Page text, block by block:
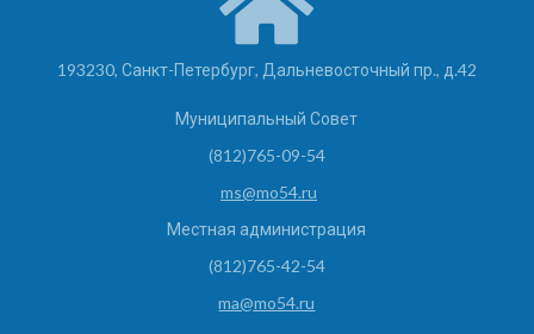
193230, Санкт-Петербург, Дальневосточный пр., д.42
Муниципальный Совет
(812)765-09-54
ms@mo54.ru
Местная администрация
(812)765-42-54
ma@mo54.ru